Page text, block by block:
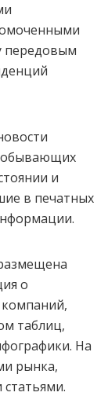
передовым
и
в печатных
о
таблиц,
На
рынка,